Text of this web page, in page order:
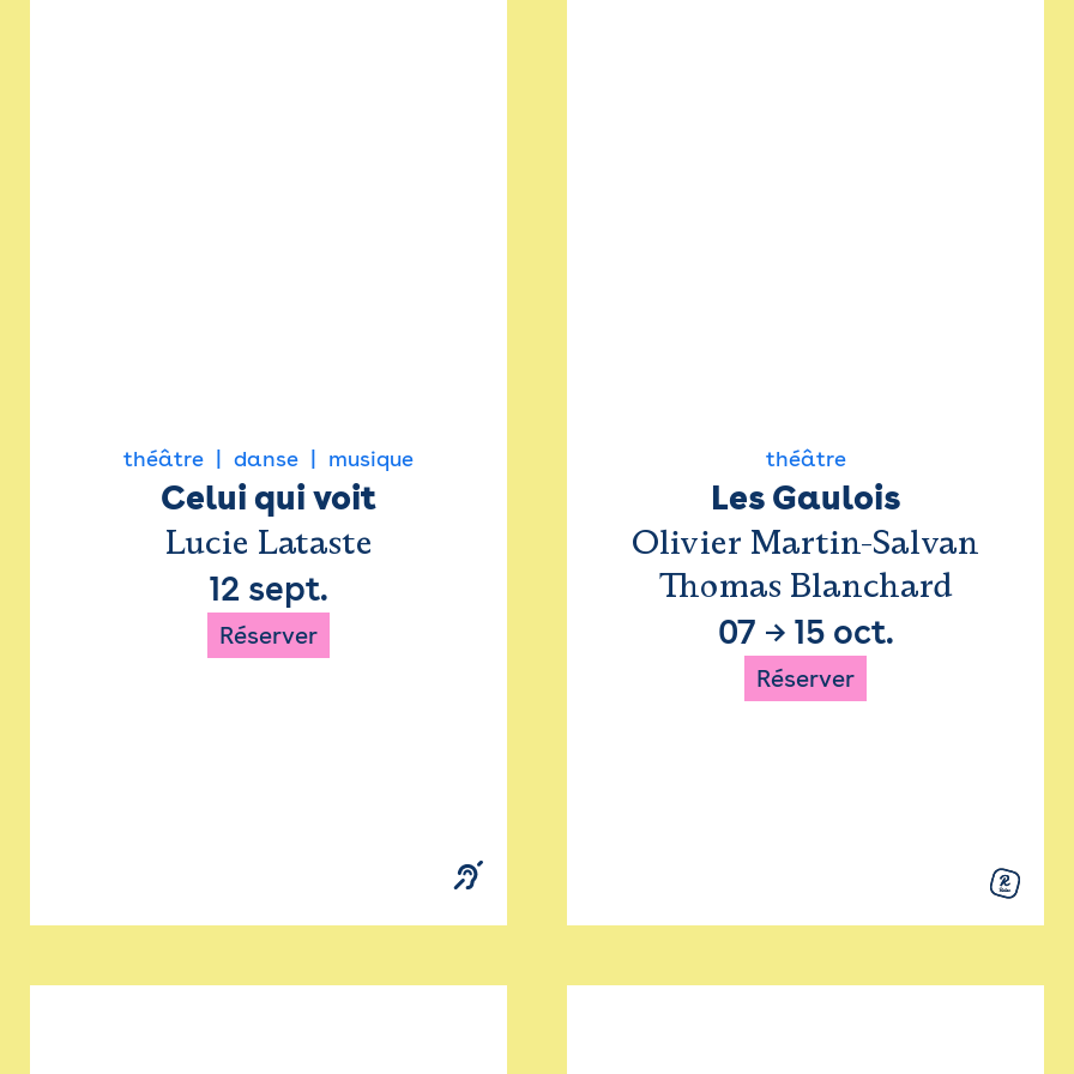
théâtre danse musique
Celui qui voit
Lucie Lataste
12 sept.
Réserver
théâtre
Les Gaulois
Olivier Martin-Salvan
Thomas Blanchard
07 → 15 oct.
Réserver